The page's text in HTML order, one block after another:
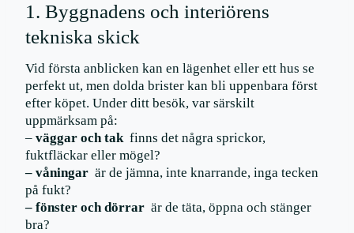
1. Byggnadens och interiörens
tekniska skick
Vid första anblicken kan en lägenhet eller ett hus se
perfekt ut, men dolda brister kan bli uppenbara först
efter köpet. Under ditt besök, var särskilt
uppmärksam på:
– väggar och tak finns det några sprickor,
fuktfläckar eller mögel?
– våningar är de jämna, inte knarrande, inga tecken
på fukt?
– fönster och dörrar är de täta, öppna och stänger
bra?